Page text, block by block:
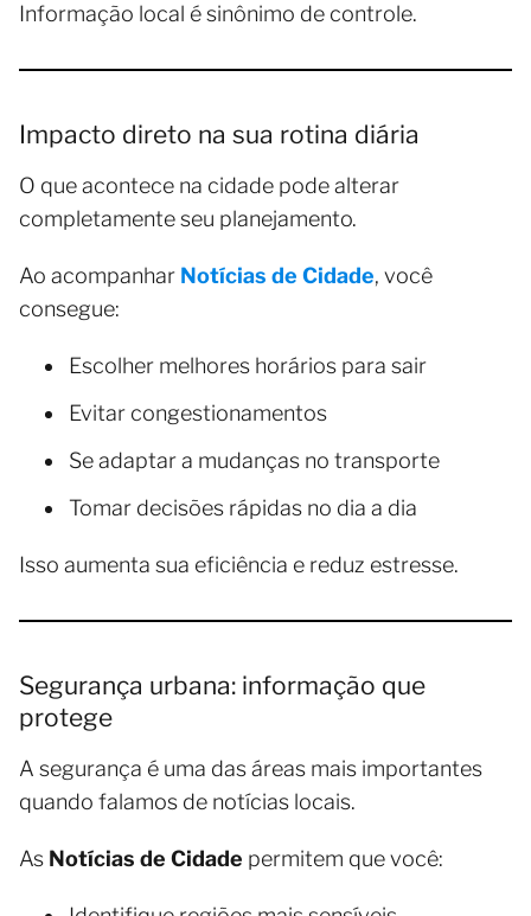
Informação local é sinônimo de controle.
Impacto direto na sua rotina diária
O que acontece na cidade pode alterar
completamente seu planejamento.
Ao acompanhar Notícias de Cidade, você
consegue:
Escolher melhores horários para sair
Evitar congestionamentos
Se adaptar a mudanças no transporte
Tomar decisões rápidas no dia a dia
Isso aumenta sua eficiência e reduz estresse.
Segurança urbana: informação que
protege
A segurança é uma das áreas mais importantes
quando falamos de notícias locais.
As Notícias de Cidade permitem que você: